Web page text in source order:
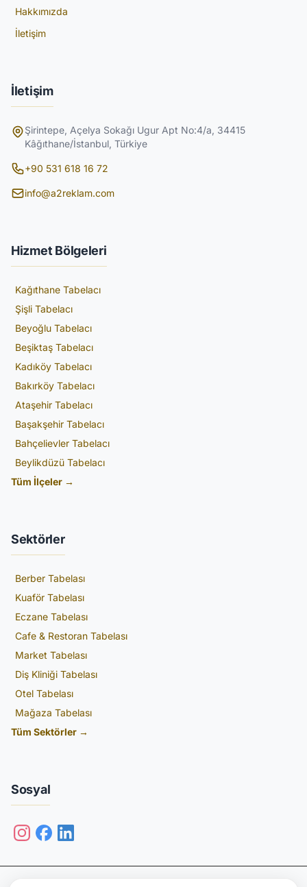
Hakkımızda
İletişim
İletişim
Şirintepe, Açelya Sokağı Ugur Apt No:4/a, 34415
Kâğıthane/İstanbul, Türkiye
+90 531 618 16 72
info@a2reklam.com
Hizmet Bölgeleri
Kağıthane Tabelacı
Şişli Tabelacı
Beyoğlu Tabelacı
Beşiktaş Tabelacı
Kadıköy Tabelacı
Bakırköy Tabelacı
Ataşehir Tabelacı
Başakşehir Tabelacı
Bahçelievler Tabelacı
Beylikdüzü Tabelacı
Tüm İlçeler →
Sektörler
Berber Tabelası
Kuaför Tabelası
Eczane Tabelası
Cafe & Restoran Tabelası
Market Tabelası
Diş Kliniği Tabelası
Otel Tabelası
Mağaza Tabelası
Tüm Sektörler →
Sosyal